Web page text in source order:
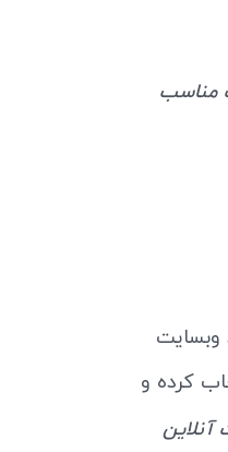
مناسب
وبسایت
کرده و
آنلاین